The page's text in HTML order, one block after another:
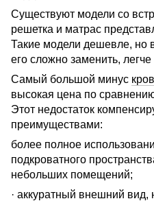
Существуют модели со
решетка и матрас
Такие модели дешевле, но
его сложно заменить,
Самый большой минус
высокая цена по
Этот недостаток
преимуществами:
более полное
подкроватного
небольших помещений;
· аккуратный внешний вид,